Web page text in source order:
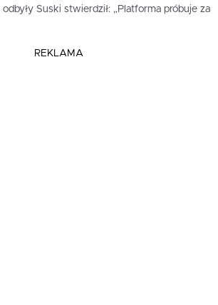
Suski stwierdził: „Platforma próbuje za
REKLAMA